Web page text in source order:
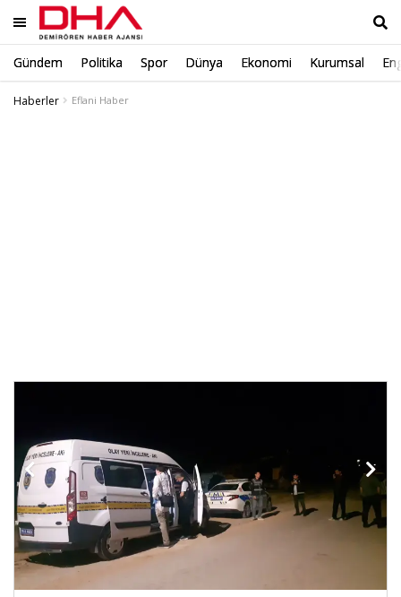
Gündem Politika Spor Dünya Ekonomi Kurumsal
Haberler
Eflani Haber